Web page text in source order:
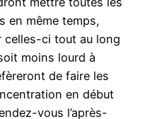
en même temps,
celles-ci tout au long
moins lourd à
de faire les
en début
vous l’après-